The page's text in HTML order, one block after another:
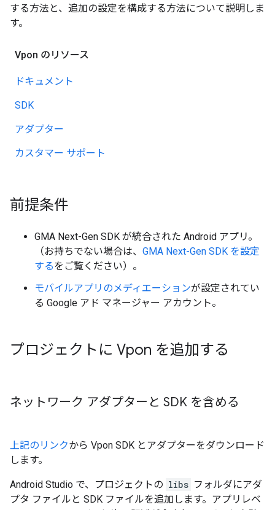
する方法と、追加の設定を構成する方法について説明しま
す。
Vpon のリソース
ドキュメント
SDK
アダプター
カスタマー サポート
前提条件
GMA Next-Gen SDK が統合された Android アプリ。
（お持ちでない場合は、 GMA Next-Gen SDK を設定
するをご覧ください）。
モバイルアプリのメディエーションが設定されてい
る Google アド マネージャー アカウント。
プロジェクトに Vpon を追加する
ネットワーク アダプターと SDK を含める
上記のリンクから Vpon SDK とアダプターをダウンロード
します。
Android Studio で、プロジェクトの libs フォルダにアダ
プタ ファイルと SDK ファイルを追加します。アプリレベ